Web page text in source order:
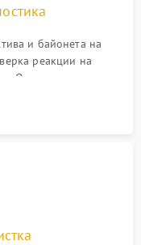
и байонета на
реакции на
Оценка состояния
и вспышки.